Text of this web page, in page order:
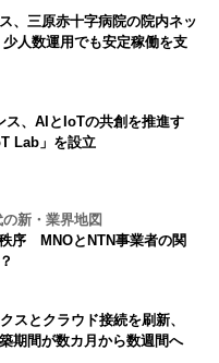
、三原赤十字病院の院内ネッ
少人数運用でも安定稼働を支
ス、AIとIoTの共創を推進す
Lab」を設立
新・業界地図
序 MNOとNTN事業者の関
スとクラウド接続を刷新、
期間が数カ月から数週間へ